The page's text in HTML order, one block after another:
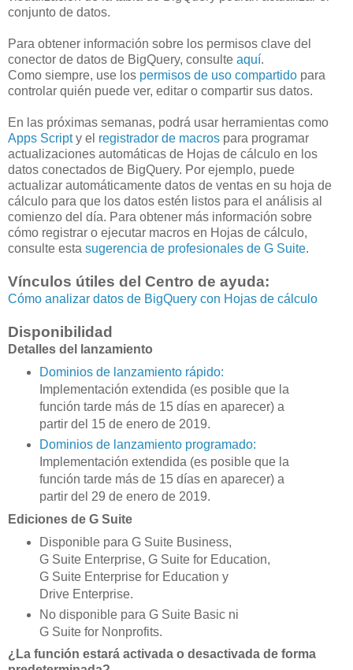
conjunto de datos.
Para obtener información sobre los permisos clave del
conector de datos de BigQuery, consulte aquí.
Como siempre, use los permisos de uso compartido para
controlar quién puede ver, editar o compartir sus datos.
En las próximas semanas, podrá usar herramientas como
Apps Scripty el registrador de macros para programar
actualizaciones automáticas de Hojas de cálculo en los
datos conectados de BigQuery. Por ejemplo, puede
actualizar automáticamente datos de ventas en su hoja de
cálculo para que los datos estén listos para el análisis al
comienzo del día. Para obtener más información sobre
cómo registrar o ejecutar macros en Hojas de cálculo,
consulte esta sugerencia de profesionales de G Suite.
Vínculos útiles del Centro de ayuda:
Cómo analizar datos de BigQuery con Hojas de cálculo
Disponibilidad
Detalles del lanzamiento
Dominios de lanzamiento rápido:
Implementación extendida (es posible que la
función tarde más de 15 días en aparecer) a
partir del 15 de enero de 2019.
Dominios de lanzamiento programado:
Implementación extendida (es posible que la
función tarde más de 15 días en aparecer) a
partir del 29 de enero de 2019.
Ediciones de G Suite
Disponible para G Suite Business,
G Suite Enterprise, G Suite for Education,
G Suite Enterprise for Education y
Drive Enterprise.
No disponible para G Suite Basic ni
G Suite for Nonprofits.
¿La función estará activada o desactivada de forma